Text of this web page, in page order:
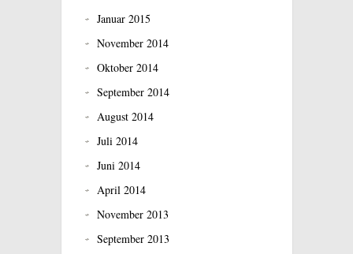
Januar 2015
November 2014
Oktober 2014
September 2014
August 2014
Juli 2014
Juni 2014
April 2014
November 2013
September 2013